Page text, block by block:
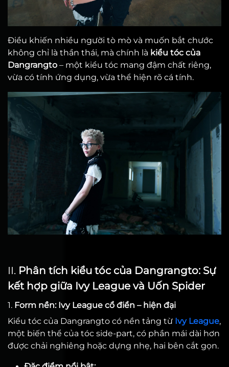
Điều khiến nhiều người tò mò và muốn bắt chước
không chỉ là thần thái, mà chính là kiểu tóc của
Dangrangto – một kiểu tóc mang đậm chất riêng,
vừa có tính ứng dụng, vừa thể hiện rõ cá tính.
II. Phân tích kiểu tóc của Dangrangto: Sự
kết hợp giữa Ivy League và Uốn Spider
1. Form nền: Ivy League cổ điển – hiện đại
Kiểu tóc của Dangrangto có nền tảng từ Ivy League,
một biến thể của tóc side-part, có phần mái dài hơn
được chải nghiêng hoặc dựng nhẹ, hai bên cắt gọn.